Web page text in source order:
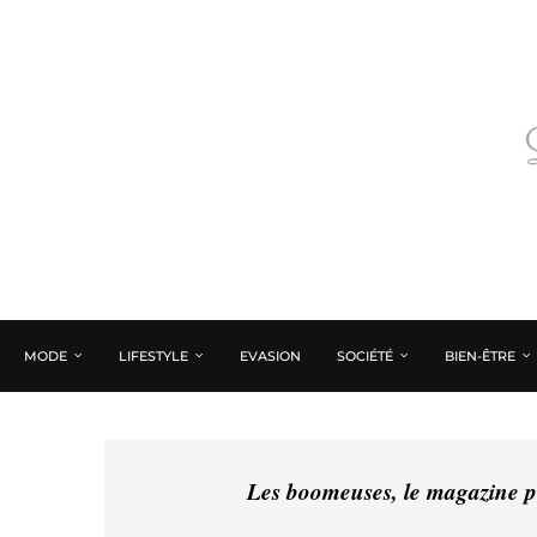
MODE LIFESTYLE EVASION SOCIÉTÉ BIEN-ÊTRE
Les boomeuses, le